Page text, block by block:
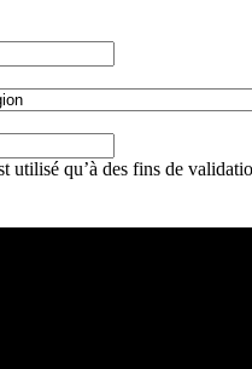
utilisé qu’à des fins de